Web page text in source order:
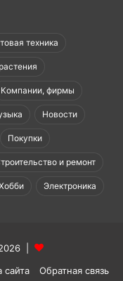
техника
Компании, фирмы
Новости
Покупки
и ремонт
Электроника
|
сайта Обратная связь